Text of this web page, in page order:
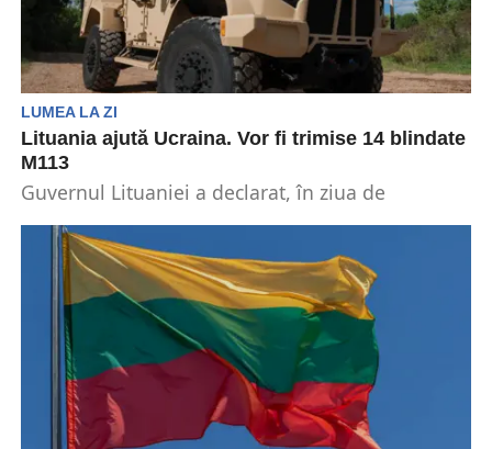
LUMEA LA ZI
Lituania ajută Ucraina. Vor fi trimise 14 blindate
M113
Guvernul Lituaniei a declarat, în ziua de